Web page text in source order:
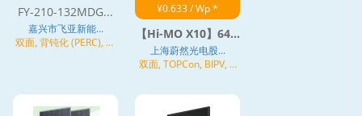
FY-210-132MDG...
嘉兴市飞亚新能...
双面, 背钝化 (PERC), 异
¥0.633 / Wp *
【Hi-MO X10】64...
上海蔚然光电股...
双面, TOPCon, BIPV, N